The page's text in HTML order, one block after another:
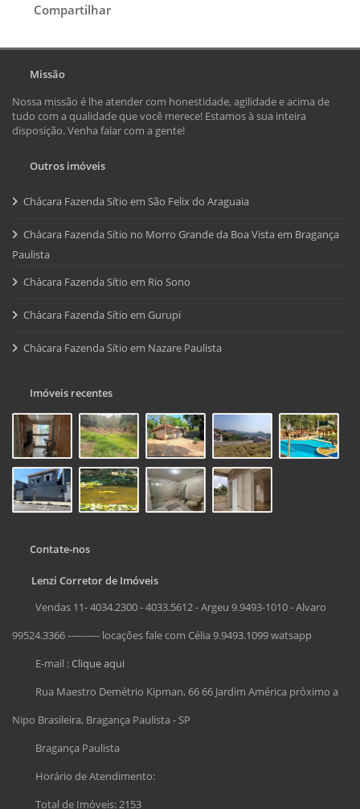
Compartilhar
Missão
Nossa missão é lhe atender com honestidade, agilidade e acima de
tudo com a qualidade que você merece! Estamos à sua inteira
disposição. Venha falar com a gente!
Outros imóveis
Chácara Fazenda Sítio em São Felix do Araguaia
Chácara Fazenda Sítio no Morro Grande da Boa Vista em Bragança
Paulista
Chácara Fazenda Sítio em Rio Sono
Chácara Fazenda Sítio em Gurupi
Chácara Fazenda Sítio em Nazare Paulista
Imóveis recentes
Contate-nos
Lenzi Corretor de Imóveis
Vendas 11- 4034.2300 - 4033.5612 - Argeu 9.9493-1010 - Alvaro
99524.3366 ---------- locações fale com Célia 9.9493.1099 watsapp
E-mail :Clique aqui
Rua Maestro Demétrio Kipman, 66 66 Jardim América próximo a
Nipo Brasileira, Bragança Paulista - SP
Bragança Paulista
Horário de Atendimento:
Total de Imóveis: 2153